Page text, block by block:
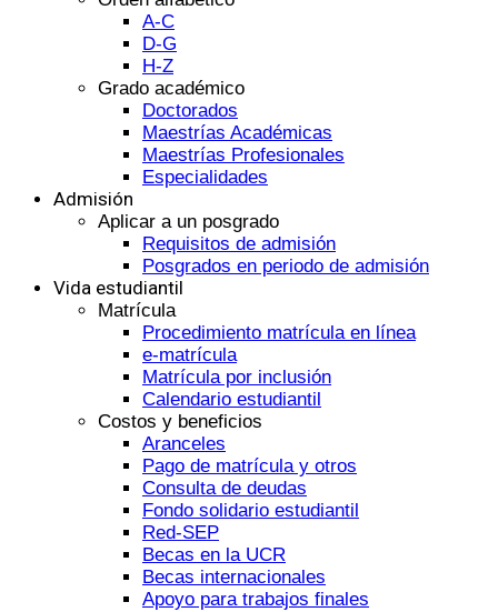
A-C
D-G
H-Z
Grado académico
Doctorados
Maestrías Académicas
Maestrías Profesionales
Especialidades
Admisión
Aplicar a un posgrado
Requisitos de admisión
Posgrados en periodo de admisión
Vida estudiantil
Matrícula
Procedimiento matrícula en línea
e-matrícula
Matrícula por inclusión
Calendario estudiantil
Costos y beneficios
Aranceles
Pago de matrícula y otros
Consulta de deudas
Fondo solidario estudiantil
Red-SEP
Becas en la UCR
Becas internacionales
Apoyo para trabajos finales